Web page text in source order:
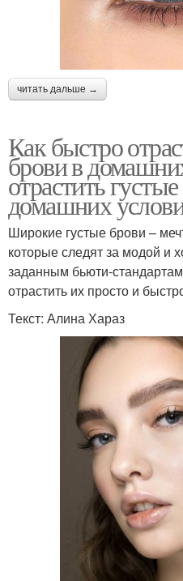
читать дальше →
Как быстро
брови в
отрастить
домашних
Широкие густые брови –
которые следят за модой и
заданным бьюти-
отрастить их просто и
Текст: Алина Хараз